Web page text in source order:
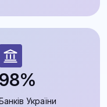
98%
України